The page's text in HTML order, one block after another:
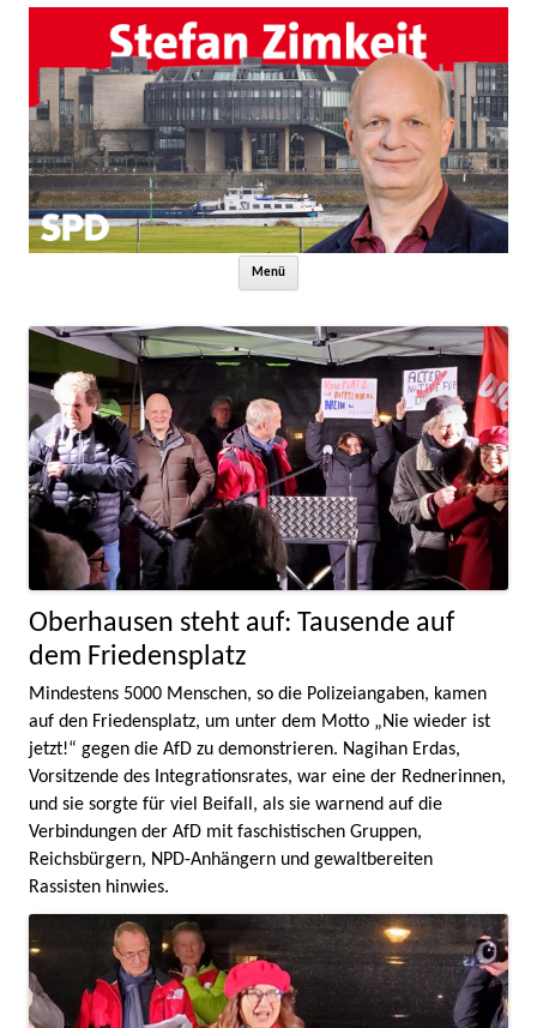
Menü
Oberhausen steht auf: Tausende auf
dem Friedensplatz
Mindestens 5000 Menschen, so die Polizeiangaben, kamen
auf den Friedensplatz, um unter dem Motto „Nie wieder ist
jetzt!“ gegen die AfD zu demonstrieren. Nagihan Erdas,
Vorsitzende des Integrationsrates, war eine der Rednerinnen,
und sie sorgte für viel Beifall, als sie warnend auf die
Verbindungen der AfD mit faschistischen Gruppen,
Reichsbürgern, NPD-Anhängern und gewaltbereiten
Rassisten hinwies.